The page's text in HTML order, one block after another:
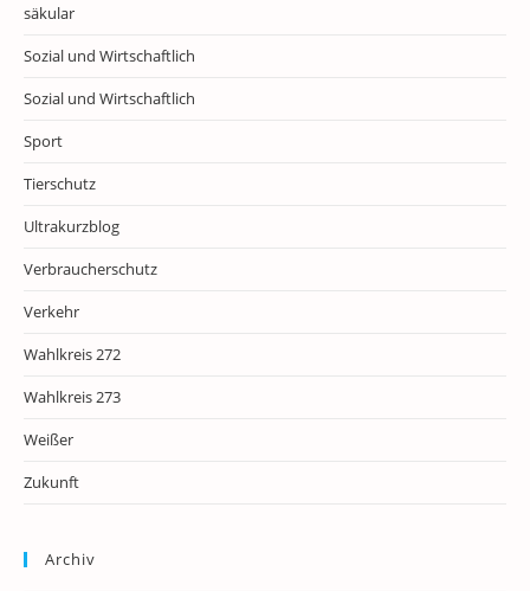
säkular
Sozial und Wirtschaftlich
Sozial und Wirtschaftlich
Sport
Tierschutz
Ultrakurzblog
Verbraucherschutz
Verkehr
Wahlkreis 272
Wahlkreis 273
Weißer
Zukunft
Archiv